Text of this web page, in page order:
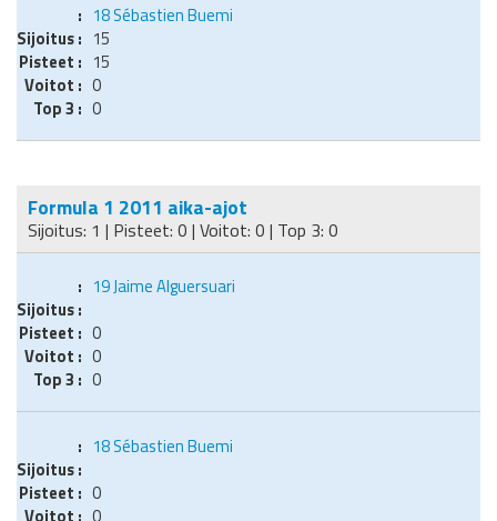
18Sébastien Buemi
15
15
0
0
Formula 1 2011 aika-ajot
Sijoitus: 1 | Pisteet: 0 | Voitot: 0 | Top 3: 0
19Jaime Alguersuari
0
0
0
18Sébastien Buemi
0
0